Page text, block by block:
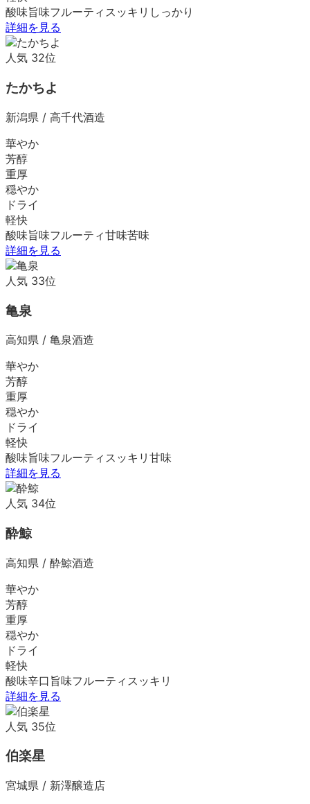
酸味旨味フルーティ スッキリ しっかり
詳細を見る
人気 32位
たかちよ
新潟県 / 高千代酒造
華やか
芳醇
重厚
穏やか
ドライ
軽快
酸味旨味フルーティ甘味苦味
詳細を見る
人気 33位
亀泉
高知県 / 亀泉酒造
華やか
芳醇
重厚
穏やか
ドライ
軽快
酸味旨味フルーティ スッキリ 甘味
詳細を見る
人気 34位
酔鯨
高知県 / 酔鯨酒造
華やか
芳醇
重厚
穏やか
ドライ
軽快
酸味辛口 旨味フルーティ スッキリ
詳細を見る
人気 35位
伯楽星
宮城県 / 新澤醸造店